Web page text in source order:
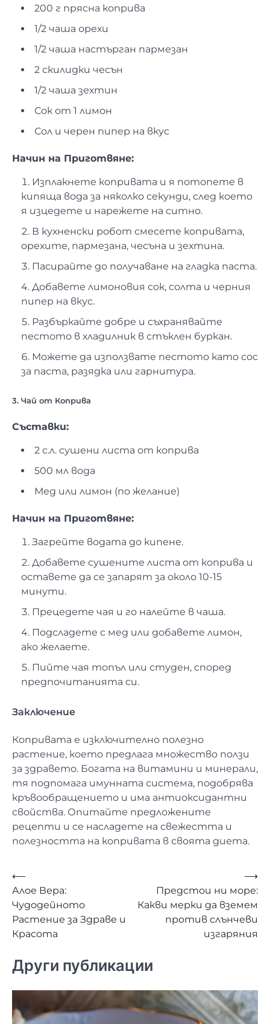
200 г прясна коприва
1/2 чаша орехи
1/2 чаша настърган пармезан
2 скилидки чесън
1/2 чаша зехтин
Сок от 1 лимон
Сол и черен пипер на вкус
Начин на Приготвяне:
Изплакнете копривата и я потопете в
кипяща вода за няколко секунди, след което
я изцедете и нарежете на ситно.
В кухненски робот смесете копривата,
орехите, пармезана, чесъна и зехтина.
Пасирайте до получаване на гладка паста.
Добавете лимоновия сок, солта и черния
пипер на вкус.
Разбъркайте добре и съхранявайте
пестото в хладилник в стъклен буркан.
Можете да използвате пестото като сос
за паста, разядка или гарнитура.
3. Чай от Коприва
Съставки:
2 с.л. сушени листа от коприва
500 мл вода
Мед или лимон (по желание)
Начин на Приготвяне:
Загрейте водата до кипене.
Добавете сушените листа от коприва и
оставете да се запарят за около 10-15
минути.
Прецедете чая и го налейте в чаша.
Подсладете с мед или добавете лимон,
ако желаете.
Пийте чая топъл или студен, според
предпочитанията си.
Заключение
Копривата е изключително полезно
растение, което предлага множество ползи
за здравето. Богата на витамини и минерали,
тя подпомага имунната система, подобрява
кръвообращението и има антиоксидантни
свойства. Опитайте предложените
рецепти и се насладете на свежестта и
полезността на копривата в своята диета.
Навигация
⟵
Алое Вера:
Чудодейното
Растение за Здраве и
Красота
Предстои ни море:
Какви мерки да вземем
против слънчеви
изгаряния
⟶
Други публикации